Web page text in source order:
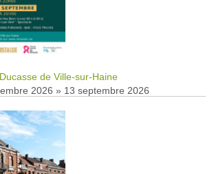
Ducasse de Ville-sur-Haine
2026 » 13 septembre 2026